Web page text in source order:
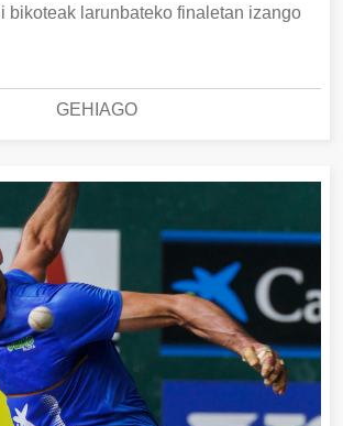
bikoteak larunbateko finaletan izango
GEHIAGO